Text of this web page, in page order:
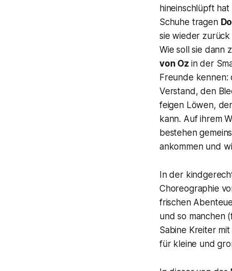
hineinschlüpft
Schuhe tragen
sie wieder zurück
Wie soll sie dann
von Oz in der
Freunde
Verstand, den
feigenLöwen,
kann. Auf ihrem
bestehen
ankommen und
In der
Choreographie
frischen
und so manchen
Sabine Kreiter
für kleine und